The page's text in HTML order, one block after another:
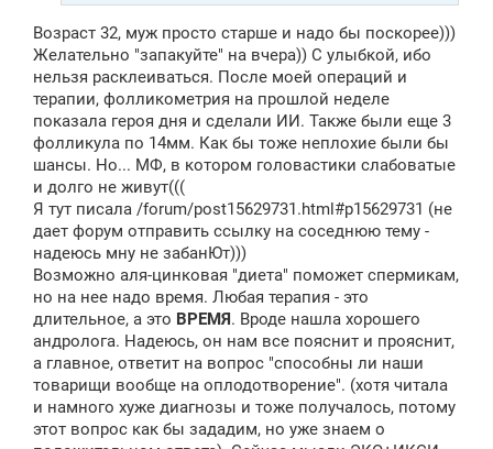
Возраст 32, муж просто старше и надо бы поскорее)))
Желательно "запакуйте" на вчера)) С улыбкой, ибо
нельзя расклеиваться. После моей операций и
терапии, фолликометрия на прошлой неделе
показала героя дня и сделали ИИ. Также были еще 3
фолликула по 14мм. Как бы тоже неплохие были бы
шансы. Но... МФ, в котором головастики слабоватые
и долго не живут(((
Я тут писала /forum/post15629731.html#p15629731 (не
дает форум отправить ссылку на соседнюю тему -
надеюсь мну не забанЮт)))
Возможно аля-цинковая "диета" поможет спермикам,
но на нее надо время. Любая терапия - это
длительное, а это ВРЕМЯ. Вроде нашла хорошего
андролога. Надеюсь, он нам все пояснит и прояснит,
а главное, ответит на вопрос "способны ли наши
товарищи вообще на оплодотворение". (хотя читала
и намного хуже диагнозы и тоже получалось, потому
этот вопрос как бы зададим, но уже знаем о